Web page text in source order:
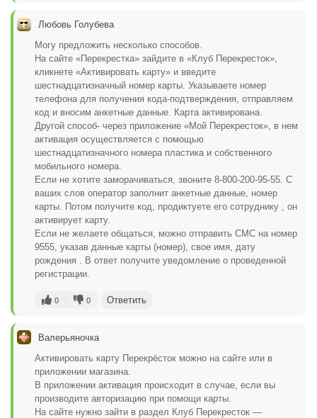
Любовь Голубева
Могу предложить несколько способов.
На сайте «Перекрестка» зайдите в «Клуб Перекресток»,
кликнете «Активировать карту» и введите
шестнадцатизначный номер карты. Указываете номер
телефона для получения кода-подтверждения, отправляем
код и вносим анкетные данные. Карта активирована.
Другой способ- через приложение «Мой Перекресток», в нем
активация осуществляется с помощью
шестнадцатизначного номера пластика и собственного
мобильного номера.
Если не хотите заморачиваться, звоните 8-800-200-95-55. С
ваших слов оператор заполнит анкетные данные, номер
карты. Потом получите код, продиктуете его сотруднику , он
активирует карту.
Если не желаете общаться, можно отправить СМС на номер
9555, указав данные карты (номер), свое имя, дату
рождения . В ответ получите уведомление о проведенной
регистрации.
0 0 Ответить
Валерьяночка
Активировать карту Перекрёсток можно на сайте или в
приложении магазина.
В приложении активация происходит в случае, если вы
производите авторизацию при помощи карты.
На сайте нужно зайти в раздел Клуб Перекресток —